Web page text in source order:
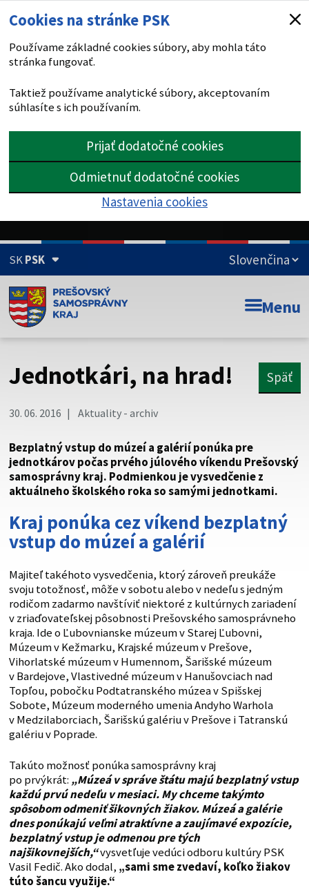
Cookies na stránke PSK
Používame základné cookies súbory, aby mohla táto
stránka fungovať.
Taktiež používame analytické súbory, akceptovaním
súhlasíte s ich používaním.
Prijať dodatočné cookies
Odmietnuť dodatočné cookies
Nastavenia cookies
SKPSK
Doména psk.sk je oficiálna
Toto je oficiálna webová stránka Prešovského
Táto stránka je zabezpečená
Buďte pozorní a vždy sa uistite, že zdieľate informácie iba
vždy začína https:// pred názvom domény webového sídla.
Menu
Jednotkári, na hrad! Späť
30. 06. 2016 Aktuality - archiv
Bezplatný vstup do múzeí a galérií ponúka pre
jednotkárov počas prvého júlového víkendu Prešovský
samosprávny kraj. Podmienkou je vysvedčenie z
aktuálneho školského roka so samými jednotkami.
Kraj ponúka cez víkend bezplatný
vstup do múzeí a galérií
Majiteľ takéhoto vysvedčenia, ktorý zároveň preukáže
svoju totožnosť, môže v sobotu alebo v nedeľu s jedným
rodičom zadarmo navštíviť niektoré z kultúrnych zariadení
v zriaďovateľskej pôsobnosti Prešovského samosprávneho
kraja. Ide o Ľubovnianske múzeum v Starej Ľubovni,
Múzeum v Kežmarku, Krajské múzeum v Prešove,
Vihorlatské múzeum v Humennom, Šarišské múzeum
v Bardejove, Vlastivedné múzeum v Hanušovciach nad
Topľou, pobočku Podtatranského múzea v Spišskej
Sobote, Múzeum moderného umenia Andyho Warhola
v Medzilaborciach, Šarišskú galériu v Prešove i Tatranskú
galériu v Poprade.
Takúto možnosť ponúka samosprávny kraj
po prvýkrát: „Múzeá v správe štátu majú bezplatný vstup
každú prvú nedeľu v mesiaci. My chceme takýmto
spôsobom odmeniť šikovných žiakov. Múzeá a galérie
dnes ponúkajú veľmi atraktívne a zaujímavé expozície,
bezplatný vstup je odmenou pre tých
najšikovnejších,“vysvetľuje vedúci odboru kultúry PSK
Vasil Fedič. Ako dodal, „sami sme zvedaví, koľko žiakov
túto šancu využije.“